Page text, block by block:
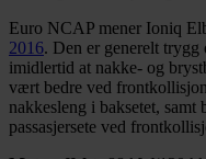
Euro NCAP mener Ioniq
2016. Den er generelt trygg
imidlertid at nakke- og
vært bedre ved
nakkesleng i baksetet, samt
passasjersete ved